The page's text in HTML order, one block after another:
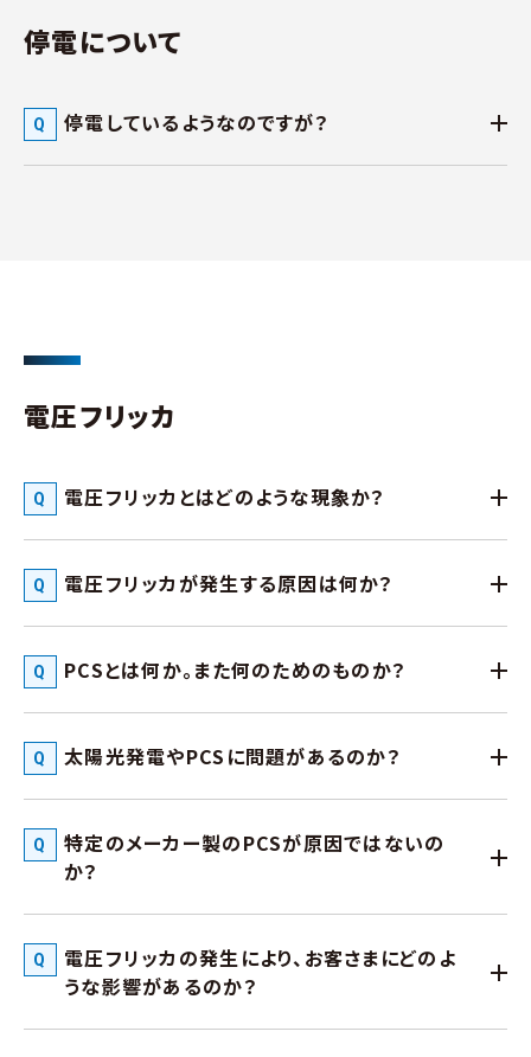
停電について
停電しているようなのですが？
電圧フリッカ
電圧フリッカとはどのような現象か？
電圧フリッカが発生する原因は何か？
PCSとは何か。また何のためのものか？
太陽光発電やPCSに問題があるのか？
特定のメーカー製のPCSが原因ではないの
か？
電圧フリッカの発生により、お客さまにどのよ
うな影響があるのか？